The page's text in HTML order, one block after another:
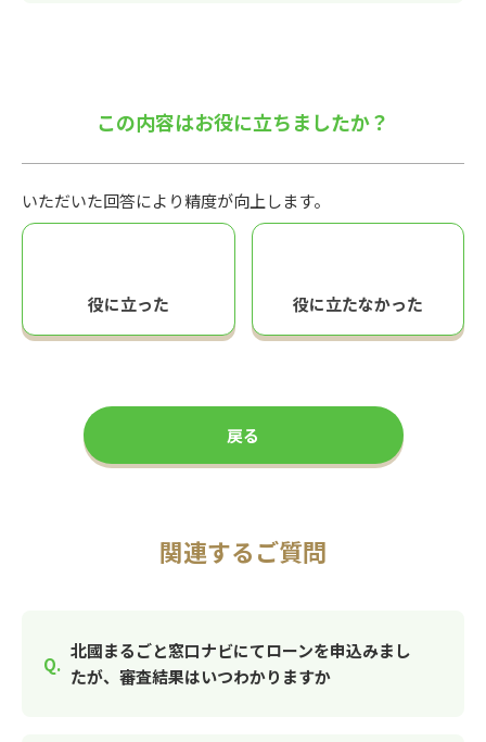
この内容はお役に立ちましたか？
いただいた回答により精度が向上します。
役に立った 役に立たなかった
戻る
関連するご質問
北國まるごと窓口ナビにてローンを申込みまし
たが、審査結果はいつわかりますか